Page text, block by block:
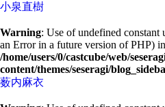
小泉直樹
Warning: Use of undefined
an Error in a future version of PHP) in
/home/users/0/castcube/web/
content/themes/seseragi/
薮内麻衣